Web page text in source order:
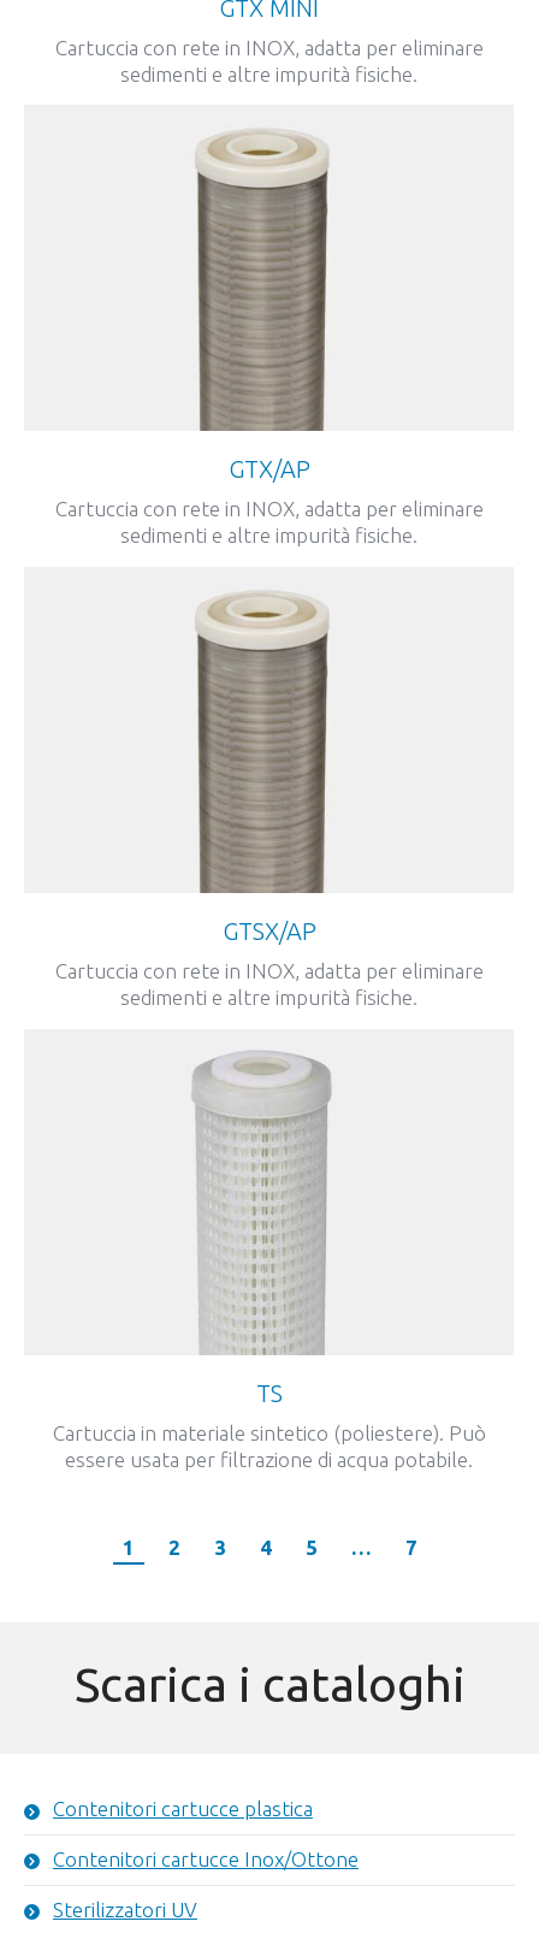
GTX MINI
Cartuccia con rete in INOX, adatta per eliminare
sedimenti e altre impurità fisiche.
GTX/AP
Cartuccia con rete in INOX, adatta per eliminare
sedimenti e altre impurità fisiche.
GTSX/AP
Cartuccia con rete in INOX, adatta per eliminare
sedimenti e altre impurità fisiche.
TS
Cartuccia in materiale sintetico (poliestere). Può
essere usata per filtrazione di acqua potabile.
1 2 3 4 5 … 7
Scarica i cataloghi
Contenitori cartucce plastica
Contenitori cartucce Inox/Ottone
Sterilizzatori UV